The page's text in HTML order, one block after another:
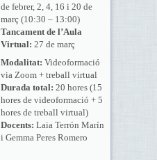
de febrer, 2, 4, 16 i 20 de
març (10:30 – 13:00)
Tancament de l’Aula
Virtual: 27 de març
Modalitat: Videoformació
via Zoom + treball virtual
Durada total: 20 hores (15
hores de videoformació + 5
hores de treball virtual)
Docents: Laia Terrón Marín
i Gemma Peres Romero